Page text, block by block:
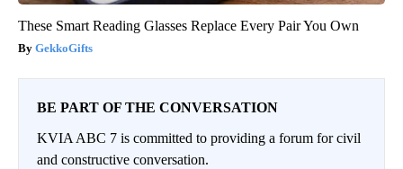
These Smart Reading Glasses Replace Every Pair You Own
GekkoGifts
BE PART OF THE CONVERSATION
KVIA ABC 7 is committed to providing a forum for civil
and constructive conversation.